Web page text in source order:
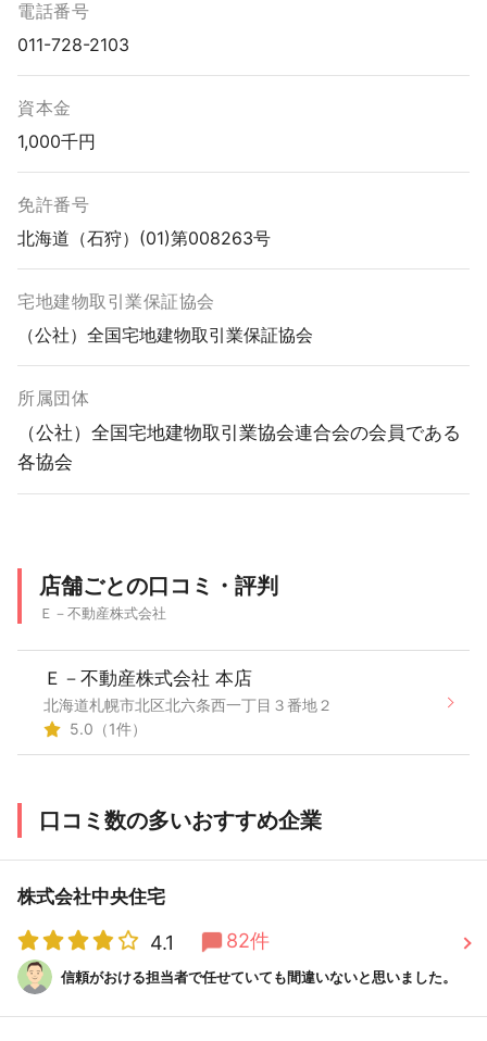
電話番号
011-728-2103
資本金
1,000千円
免許番号
北海道（石狩）(01)第008263号
宅地建物取引業保証協会
（公社）全国宅地建物取引業保証協会
所属団体
（公社）全国宅地建物取引業協会連合会の会員である
各協会
店舗ごとの口コミ・評判
Ｅ－不動産株式会社
Ｅ－不動産株式会社 本店
北海道札幌市北区北六条西一丁目３番地２
5.0（1件）
口コミ数の多いおすすめ企業
株式会社中央住宅
4.1 82件
信頼がおける担当者で任せていても間違いないと思いました。